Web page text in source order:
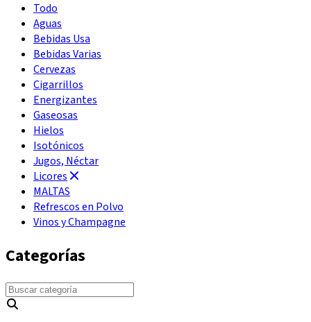
Todo
Aguas
Bebidas Usa
Bebidas Varias
Cervezas
Cigarrillos
Energizantes
Gaseosas
Hielos
Isotónicos
Jugos, Néctar
Licores
MALTAS
Refrescos en Polvo
Vinos y Champagne
Categorías